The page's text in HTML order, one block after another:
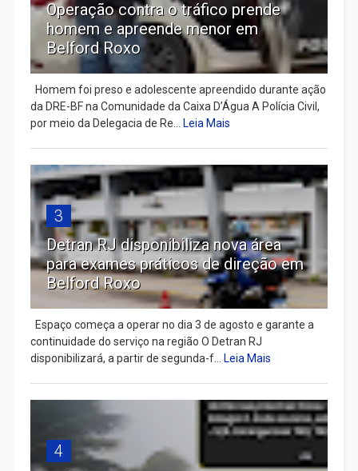
Operação contra o tráfico prende
homem e apreende menor em
Belford Roxo
Homem foi preso e adolescente apreendido durante ação
da DRE-BF na Comunidade da Caixa D’Água A Polícia Civil,
por meio da Delegacia de Re... Leia Mais
3
Detran RJ disponibiliza nova área
para exames práticos de direção em
Belford Roxo
Espaço começa a operar no dia 3 de agosto e garante a
continuidade do serviço na região O Detran RJ
disponibilizará, a partir de segunda-f... Leia Mais
4